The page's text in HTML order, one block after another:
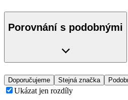
Porovnání s podobnými
Doporučujeme Stejná značka
Ukázat jen rozdíly